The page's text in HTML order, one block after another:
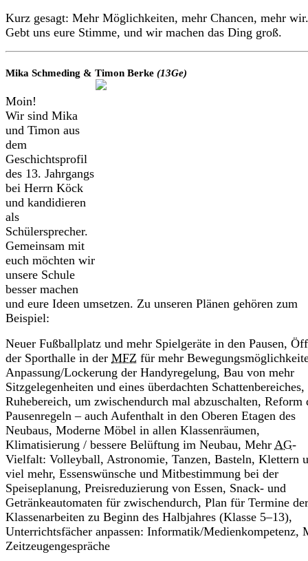
Kurz gesagt: Mehr Möglichkeiten, mehr Chancen, mehr wir.
Gebt uns eure Stimme, und wir machen das Ding groß.
Mika Schmeding & Timon Berke (13Ge)
Moin!
Wir sind Mika
und Timon aus
dem
Geschichtsprofil
des 13. Jahrgangs
bei Herrn Köck
und kandidieren
als
Schülersprecher.
Gemeinsam mit
euch möchten wir
unsere Schule
besser machen
und eure Ideen umsetzen. Zu unseren Plänen gehören zum
Beispiel:
Neuer Fußballplatz und mehr Spielgeräte in den Pausen,
der Sporthalle in der MFZ für mehr
Anpassung/Lockerung der Handyregelung, Bau von mehr
Sitzgelegenheiten und eines überdachten Schattenbereiches,
Ruhebereich, um zwischendurch mal abzuschalten, Reform
Pausenregeln – auch Aufenthalt in den Oberen Etagen des
Neubaus, Moderne Möbel in allen Klassenräumen,
Klimatisierung / bessere Belüftung im Neubau, Mehr AG-
Vielfalt: Volleyball, Astronomie, Tanzen, Basteln, Klettern
viel mehr, Essenswünsche und Mitbestimmung bei der
Speiseplanung, Preisreduzierung von Essen, Snack- und
Getränkeautomaten für zwischendurch, Plan für Termine der
Klassenarbeiten zu Beginn des Halbjahres (Klasse 5–13),
Unterrichtsfächer anpassen: Informatik/Medienkompetenz,
Zeitzeugengespräche